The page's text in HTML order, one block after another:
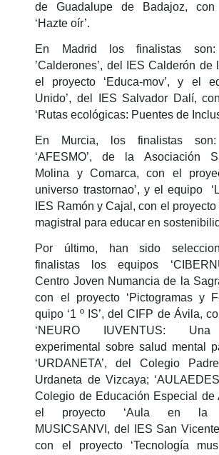
de Guadalupe de Badajoz,
‘Hazte oír’.
En Madrid los finalistas
’Calderones’, del IES Calderón de
el proyecto ‘Educa-mov’, y el
Unido’, del IES Salvador Dalí,
‘Rutas ecológicas: Puentes de
En Murcia, los finalistas
‘AFESMO’, de la Asociación
Molina y Comarca, con el
universo trastornao’, y el equipo
IES Ramón y Cajal, con el proyecto
magistral para educar en
Por último, han sido
finalistas los equipos
Centro Joven Numancia de la
con el proyecto ‘Pictogramas y
quipo ‘1 º IS’, del CIFP de Ávila,
‘NEURO IUVENTUS: Una
experimental sobre salud mental
‘URDANETA’, del Colegio
Urdaneta de Vizcaya;
Colegio de Educación Especial de
el proyecto ‘Aula en la
MUSICSANVI, del IES San
con el proyecto ‘Tecnología